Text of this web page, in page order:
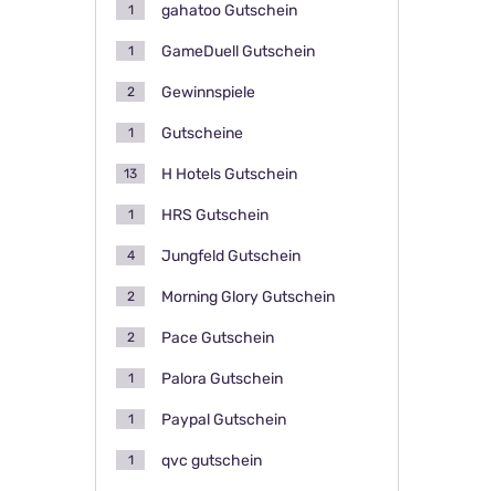
gahatoo Gutschein
1
GameDuell Gutschein
1
Gewinnspiele
2
Gutscheine
1
H Hotels Gutschein
13
HRS Gutschein
1
Jungfeld Gutschein
4
Morning Glory Gutschein
2
Pace Gutschein
2
Palora Gutschein
1
Paypal Gutschein
1
qvc gutschein
1